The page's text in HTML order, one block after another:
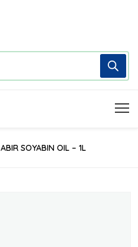
ABIR SOYABIN OIL – 1L